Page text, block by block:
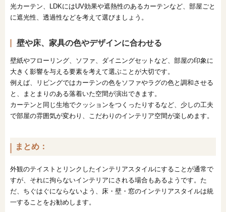
光カーテン、LDKにはUV効果や遮熱性のあるカーテンなど、部屋ごと
に遮光性、透過性などを考えて選びましょう。
壁や床、家具の色やデザインに合わせる
壁紙やフローリング、ソファ、ダイニングセットなど、部屋の印象に
大きく影響を与える要素を考えて選ぶことが大切です。
例えば、リビングではカーテンの色をソファやラグの色と調和させる
と、まとまりのある落着いた空間が演出できます。
カーテンと同じ生地でクッションをつくったりするなど、少しの工夫
で部屋の雰囲気が変わり、こだわりのインテリア空間が楽しめます。
まとめ：
外観のテイストとリンクしたインテリアスタイルにすることが通常で
すが、それに拘らないインテリアにされる場合もあるようです。た
だ、ちぐはぐにならないよう、床・壁・窓のインテリアスタイルは統
一することをお勧めします。